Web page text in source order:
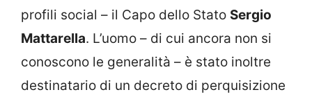
profili social – il Capo dello Stato Sergio
Mattarella. L’uomo – di cui ancora non si
conoscono le generalità – è stato inoltre
destinatario di un decreto di perquisizione